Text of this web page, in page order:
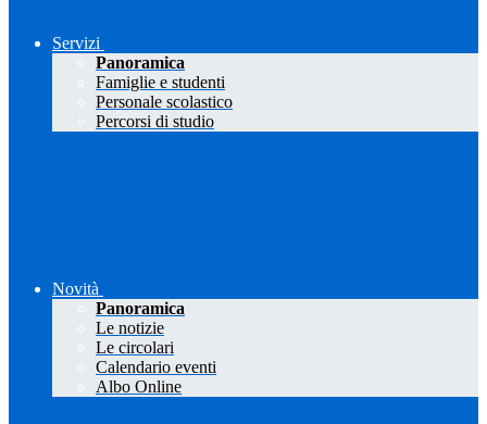
Servizi
Panoramica
Famiglie e studenti
Personale scolastico
Percorsi di studio
Novità
Panoramica
Le notizie
Le circolari
Calendario eventi
Albo Online